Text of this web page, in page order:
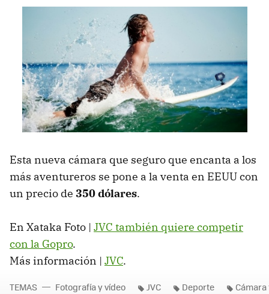
Esta nueva cámara que seguro que encanta a los
más aventureros se pone a la venta en EEUUcon
un precio de 350 dólares.
En Xataka Foto | JVC también quiere competir
con la Gopro.
Más información | JVC.
TEMAS Fotografía y vídeo JVC Deporte